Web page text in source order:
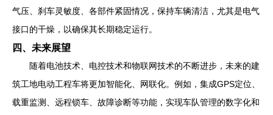
气压、刹车灵敏度、各部件紧固情况，保持车辆清洁，尤其是电气
接口的干燥，以确保其长期稳定运行。
四、未来展望
随着电池技术、电控技术和物联网技术的不断进步，未来的建
筑工地电动工程车将更加智能化、网联化。例如，集成GPS定位、
载重监测、远程锁车、故障诊断等功能，实现车队管理的数字化和